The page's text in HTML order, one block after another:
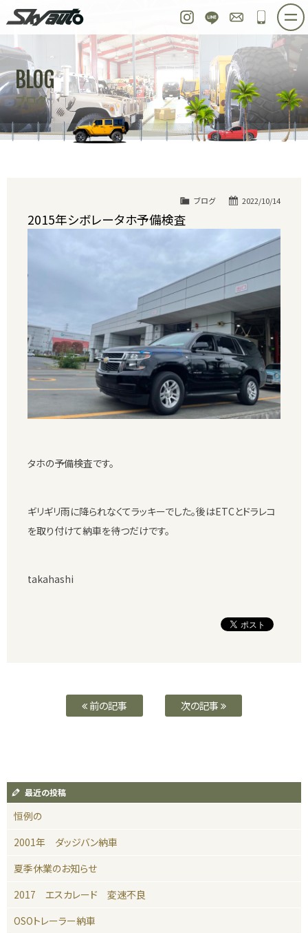
Instagram
LINE お問い合わせ
048-
ホーム 在庫車情報 ご購入プラン
整備作業実例 パーツ販売 買取＆オーダー
店舗紹介 工場紹介 会社概要
スタッフ紹介 求人情報 公式ブログ
BLOG
ブログ
2022/10/14
ブログ
2015年シボレータホ予備検査
タホの予備検査です。
ギリギリ雨に降られなくてラッキーでした。後はETCとドラレコ
を取り付けて納車を待つだけです。
takahashi
前の記事 次の記事
最近の投稿
恒例の
2001年 ダッジバン納車
夏季休業のお知らせ
2017 エスカレード 変速不良
OSOトレーラー納車